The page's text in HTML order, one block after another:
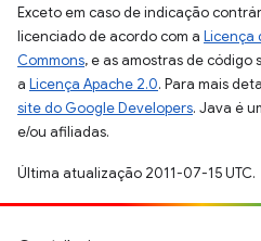
Exceto em caso de indicação
licenciado de acordo com a Licença
Commons, e as amostras de código
a Licença Apache 2.0. Para mais
site do Google Developers. Java é
e/ou afiliadas.
Última atualização 2011-07-15 UTC.